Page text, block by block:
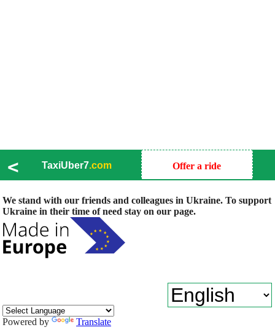
< TaxiUber7.com Offer a ride
We stand with our friends and colleagues in Ukraine. To support
Ukraine in their time of need stay on our page.
Powered by Translate